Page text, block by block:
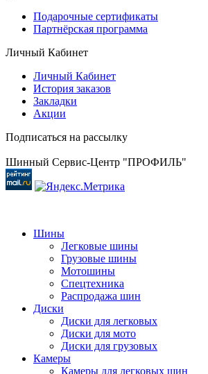
Подарочные сертификаты
Партнёрская программа
Личный Кабинет
Личный Кабинет
История заказов
Закладки
Акции
Подписаться на рассылку
Шинный Сервис-Центр "ПРОФИЛЬ"
Шины
Легковые шины
Грузовые шины
Мотошины
Спецтехника
Распродажа шин
Диски
Диски для легковых
Диски для мото
Диски для грузовых
Камеры
Камеры для легковых шин